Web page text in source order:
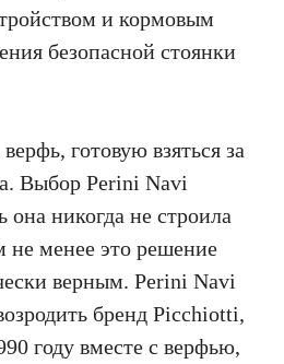
и кормовым
безопасной стоянки
готовую взяться за
Выбор Perini Navi
она никогда не строила
менее это решение
верным. Perini Navi
бренд Picchiotti,
году вместе с верфью,